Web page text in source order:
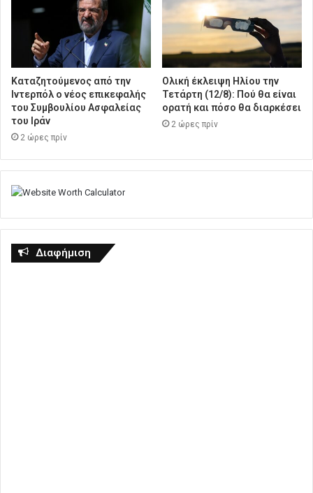
Καταζητούμενος από την
Ιντερπόλ ο νέος επικεφαλής
του Συμβουλίου Ασφαλείας
του Ιράν
2 ώρες πρίν
Ολική έκλειψη Ηλίου την
Τετάρτη (12/8): Πού θα είναι
ορατή και πόσο θα διαρκέσει
2 ώρες πρίν
Διαφήμιση